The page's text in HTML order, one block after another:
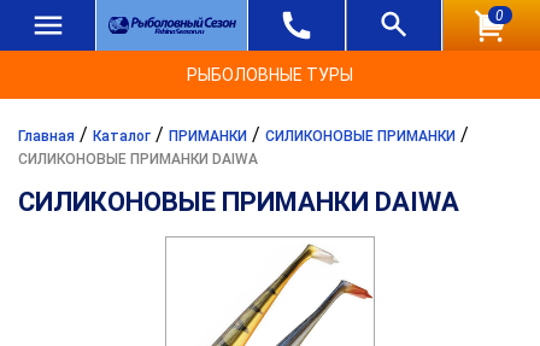
0
РЫБОЛОВНЫЕ ТУРЫ
Главная / Каталог / ПРИМАНКИ / СИЛИКОНОВЫЕ ПРИМАНКИ /
СИЛИКОНОВЫЕ ПРИМАНКИ DAIWA
СИЛИКОНОВЫЕ ПРИМАНКИ DAIWA